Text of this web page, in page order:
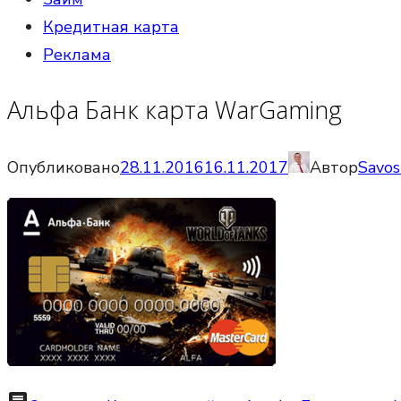
Кредитная карта
Реклама
Альфа Банк карта WarGaming
Опубликовано28.11.201616.11.2017 Автор